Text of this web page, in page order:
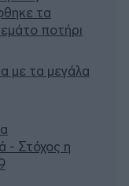
τα
ποτήρι
με τα μεγάλα
- Στόχος η